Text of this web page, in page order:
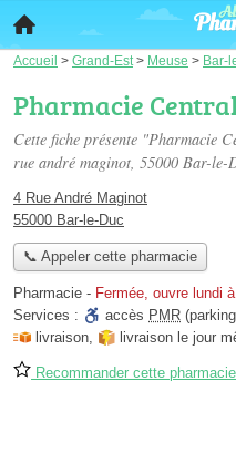
Accueil > Grand-Est > Meuse > Bar-
Pharmacie
Cette fiche présente "Pharmacie
rue andré maginot, 55000 Bar-le-
4 Rue André Maginot
55000 Bar-le-Duc
📞 Appeler cette pharmacie
Pharmacie - Fermée, ouvre lundi
Services :
accès PMR
livraison, livraison le jour
Recommander cette pharmacie